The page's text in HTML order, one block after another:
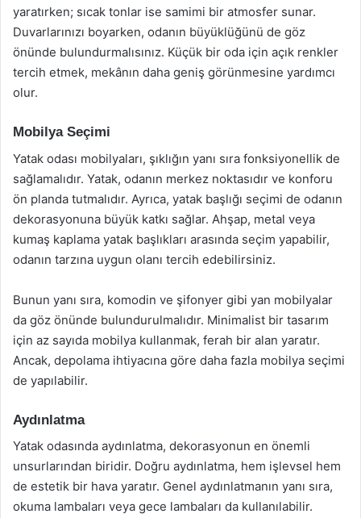
yaratırken; sıcak tonlar ise samimi bir atmosfer sunar.
Duvarlarınızı boyarken, odanın büyüklüğünü de göz
önünde bulundurmalısınız. Küçük bir oda için açık renkler
tercih etmek, mekânın daha geniş görünmesine yardımcı
olur.
Mobilya Seçimi
Yatak odası mobilyaları, şıklığın yanı sıra fonksiyonellik de
sağlamalıdır. Yatak, odanın merkez noktasıdır ve konforu
ön planda tutmalıdır. Ayrıca, yatak başlığı seçimi de odanın
dekorasyonuna büyük katkı sağlar. Ahşap, metal veya
kumaş kaplama yatak başlıkları arasında seçim yapabilir,
odanın tarzına uygun olanı tercih edebilirsiniz.
Bunun yanı sıra, komodin ve şifonyer gibi yan mobilyalar
da göz önünde bulundurulmalıdır. Minimalist bir tasarım
için az sayıda mobilya kullanmak, ferah bir alan yaratır.
Ancak, depolama ihtiyacına göre daha fazla mobilya seçimi
de yapılabilir.
Aydınlatma
Yatak odasında aydınlatma, dekorasyonun en önemli
unsurlarından biridir. Doğru aydınlatma, hem işlevsel hem
de estetik bir hava yaratır. Genel aydınlatmanın yanı sıra,
okuma lambaları veya gece lambaları da kullanılabilir.